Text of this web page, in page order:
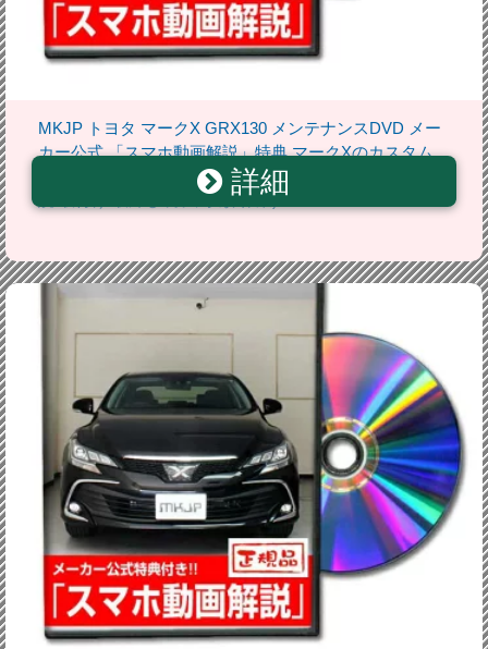
MKJP トヨタ マークX GRX130 メンテナンスDVD メー
カー公式 「スマホ動画解説」特典 マークXのカスタム
に！( カスタマイズ ドレスアップ 修理 交換 自作 改造 解
説 取付け 取外し 方法 手順 作業)
詳細